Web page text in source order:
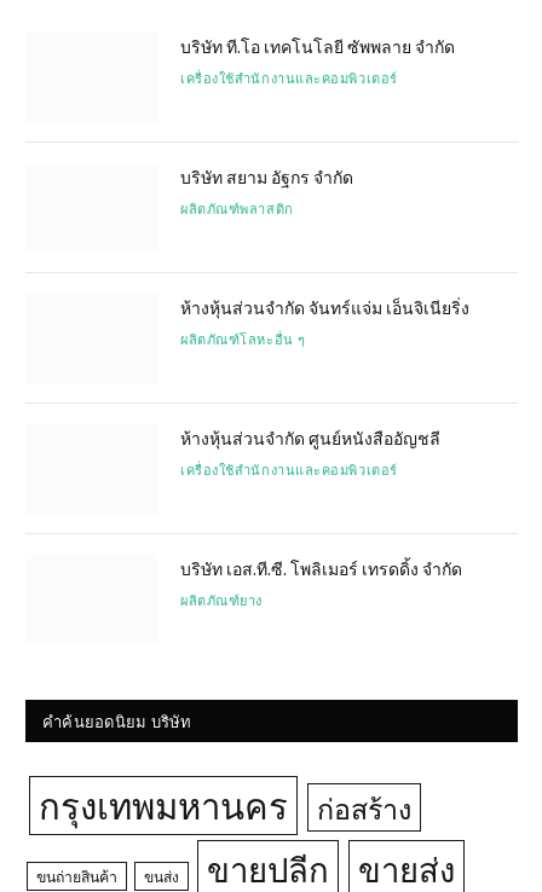
บริษัท ที.โอ เทคโนโลยี ซัพพลาย จำกัด
เครื่องใช้สำนักงานและคอมพิวเตอร์
บริษัท สยาม อัฐกร จำกัด
ผลิตภัณฑ์พลาสติก
ห้างหุ้นส่วนจำกัด จันทร์แจ่ม เอ็นจิเนียริ่ง
ผลิตภัณฑ์โลหะอื่น ๆ
ห้างหุ้นส่วนจำกัด ศูนย์หนังสืออัญชลี
เครื่องใช้สำนักงานและคอมพิวเตอร์
บริษัท เอส.ที.ซี. โพลิเมอร์ เทรดดิ้ง จำกัด
ผลิตภัณฑ์ยาง
คำค้นยอดนิยม บริษัท
กรุงเทพมหานคร ก่อสร้าง
ขนถ่ายสินค้า ขนส่ง ขายปลีก ขายส่ง